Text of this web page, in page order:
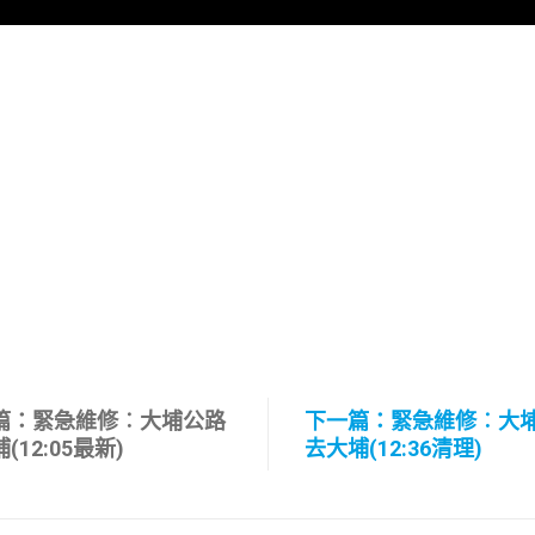
：緊急維修︰大埔公路
(12:05最新)
下一篇：緊急維修︰大
去大埔(12:36清理)